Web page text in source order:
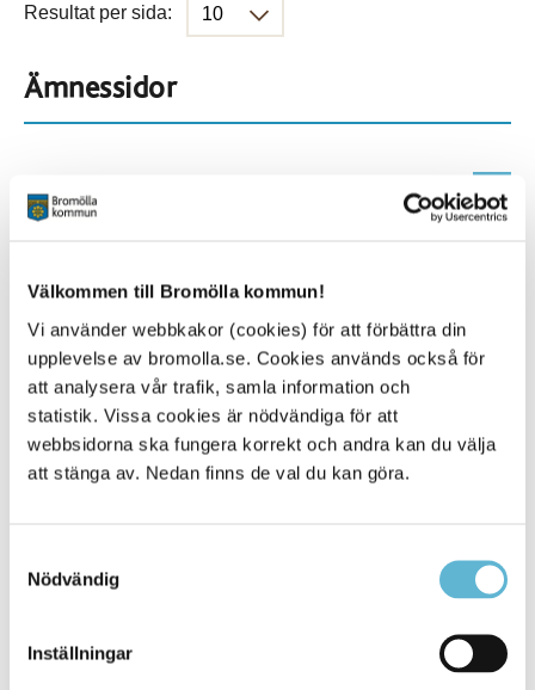
Välkommen till Bromölla kommun!
Vi använder webbkakor (cookies) för att förbättra din
upplevelse av bromolla.se. Cookies används också för
att analysera vår trafik, samla information och
statistik. Vissa cookies är nödvändiga för att
webbsidorna ska fungera korrekt och andra kan du välja
att stänga av. Nedan finns de val du kan göra.
Nödvändig
Inställningar
Resultat per sida:
Ämnessidor
227
Alla platser
KONTAKT